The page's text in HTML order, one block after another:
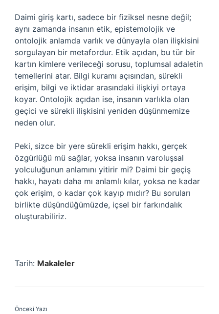
Daimi giriş kartı, sadece bir fiziksel nesne değil;
aynı zamanda insanın etik, epistemolojik ve
ontolojik anlamda varlık ve dünyayla olan ilişkisini
sorgulayan bir metafordur. Etik açıdan, bu tür bir
kartın kimlere verileceği sorusu, toplumsal adaletin
temellerini atar. Bilgi kuramı açısından, sürekli
erişim, bilgi ve iktidar arasındaki ilişkiyi ortaya
koyar. Ontolojik açıdan ise, insanın varlıkla olan
geçici ve sürekli ilişkisini yeniden düşünmemize
neden olur.
Peki, sizce bir yere sürekli erişim hakkı, gerçek
özgürlüğü mü sağlar, yoksa insanın varoluşsal
yolculuğunun anlamını yitirir mi? Daimi bir geçiş
hakkı, hayatı daha mı anlamlı kılar, yoksa ne kadar
çok erişim, o kadar çok kayıp mıdır? Bu soruları
birlikte düşündüğümüzde, içsel bir farkındalık
oluşturabiliriz.
Tarih: Makaleler
Önceki Yazı